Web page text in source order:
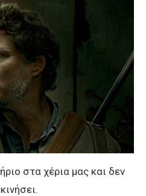
στα χέρια μας και δεν